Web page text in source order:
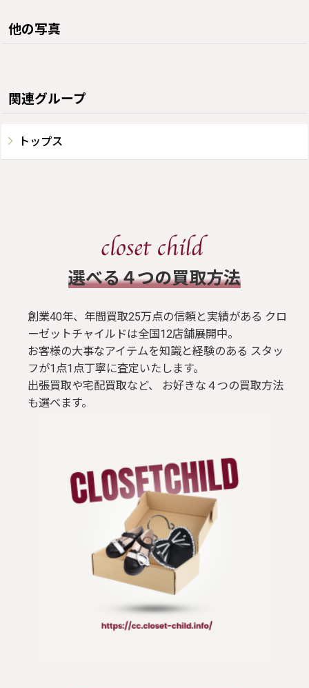
他の写真
関連グループ
トップス
​選べる４つの買取方法
創業40年、年間買取25万点の信頼と実績がある クロ
ーゼットチャイルドは全国12店舗展開中。
お客様の大事なアイテムを知識と経験のある スタッ
フが1点1点丁寧に査定いたします。
出張買取や宅配買取など、 お好きな４つの買取方法
も選べます。